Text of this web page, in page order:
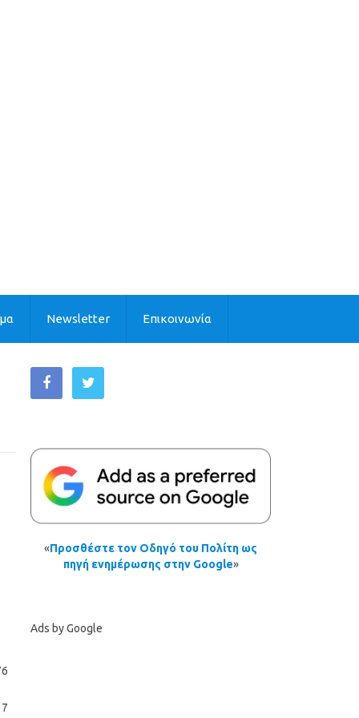
Newsletter Επικοινωνία
«Προσθέστε τον Οδηγό του Πολίτη ως
πηγή ενημέρωσης στην Google»
Ads by Google